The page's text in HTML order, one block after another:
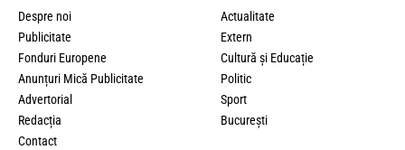
Despre noi
Publicitate
Fonduri Europene
Anunțuri Mică Publicitate
Advertorial
Redacția
Contact
Actualitate
Extern
Cultură și Educație
Politic
Sport
București